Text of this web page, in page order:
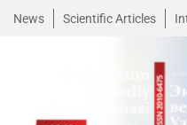
News Scientific Articles